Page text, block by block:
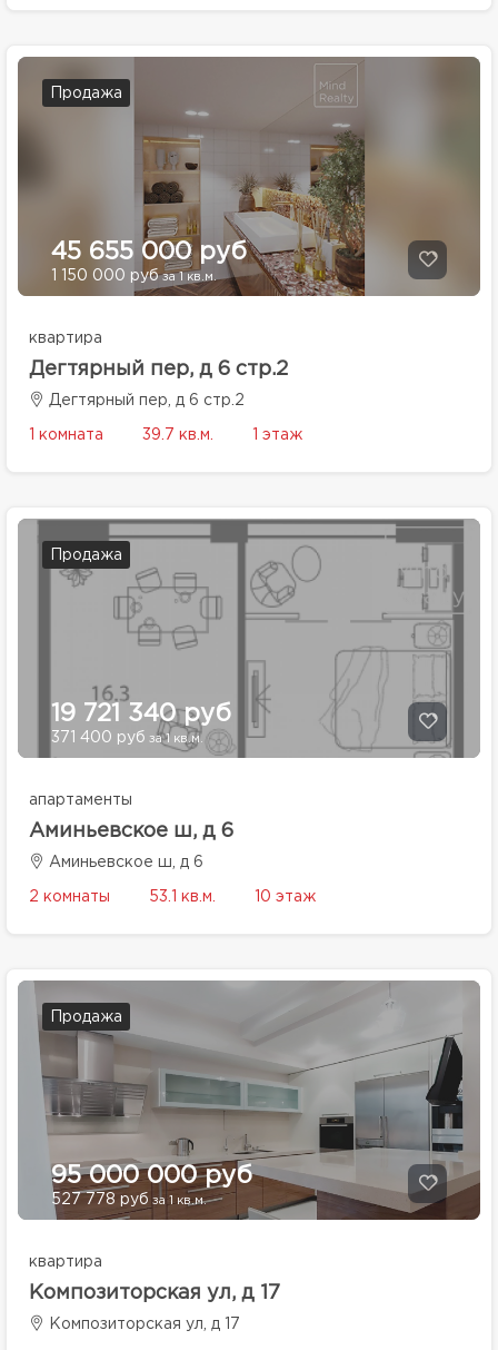
Продажа
45 655 000 руб
1 150 000 рубза 1 кв.м.
квартира
Дегтярный пер, д 6 стр.2
Дегтярный пер, д 6 стр.2
1 комната 39.7 кв.м. 1 этаж
Продажа
19 721 340 руб
371 400 руб за 1 кв.м.
апартаменты
Аминьевское ш, д 6
Аминьевское ш, д 6
2 комнаты 53.1 кв.м. 10 этаж
Продажа
95 000 000 руб
527 778 руб за 1 кв.м.
квартира
Композиторская ул, д 17
Композиторская ул, д 17